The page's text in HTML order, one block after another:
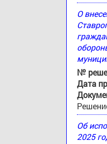
О
№
Дата
Об
2025